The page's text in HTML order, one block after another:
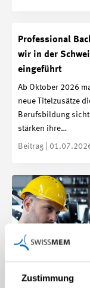
Zustimmung
Professional
wir in der
eingeführt
Ab Oktober 2026
neue Titelzusätze
Berufsbildung
stärken ihre…
Beitrag |